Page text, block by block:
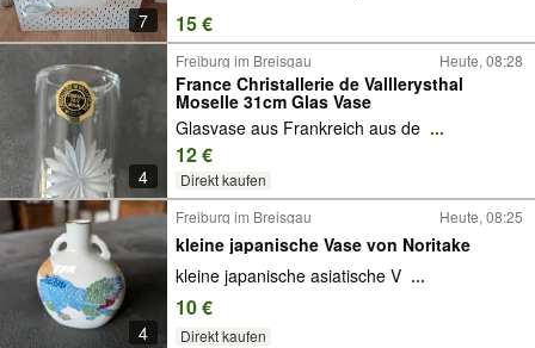
7 15 €
4
Freiburg im Breisgau Heute, 08:28
France Christallerie de Valllerysthal
Moselle 31cm Glas Vase
Glasvase aus Frankreich aus de ...
12 €
Direkt kaufen
4
Freiburg im Breisgau Heute, 08:25
kleine japanische Vase von Noritake
kleine japanische asiatische V ...
10 €
Direkt kaufen